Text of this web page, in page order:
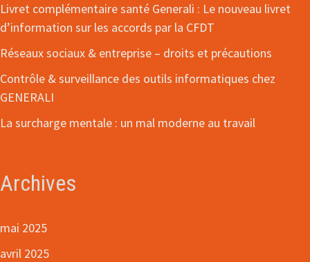
Livret complémentaire santé Generali : Le nouveau livret
d’information sur les accords par la CFDT
Réseaux sociaux & entreprise – droits et précautions
Contrôle & surveillance des outils informatiques chez
GENERALI
La surcharge mentale : un mal moderne au travail
Archives
mai 2025
avril 2025